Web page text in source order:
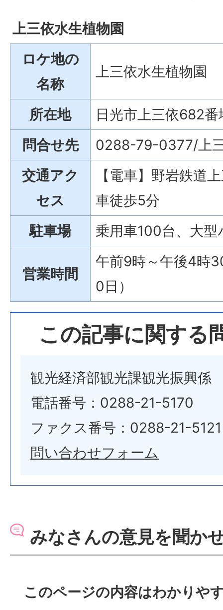
上三依水生植物園
ロケ地の
名称
上三依水生植物園
所在地
日光市上三依682番
問合せ先
0288-79-0377/上
交通アク
セス
【電車】野岩鉄道
車徒歩5分
駐車場
乗用車100台、大
営業時間
午前9時～午後4時
0日）
この記事に関する
観光経済部観光課観光振興係
電話番号：0288-21-5170
ファクス番号：0288-21-5121
問い合わせフォーム
みなさんの意見を聞か
このページの内容はわかりや